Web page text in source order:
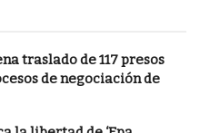
traslado de 117 presos
de negociación de